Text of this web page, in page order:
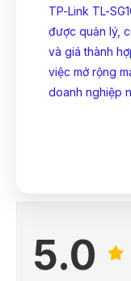
TP-Link TL-
được quản lý,
và giá thành
việc mở rộng
doanh nghiệp
5.0